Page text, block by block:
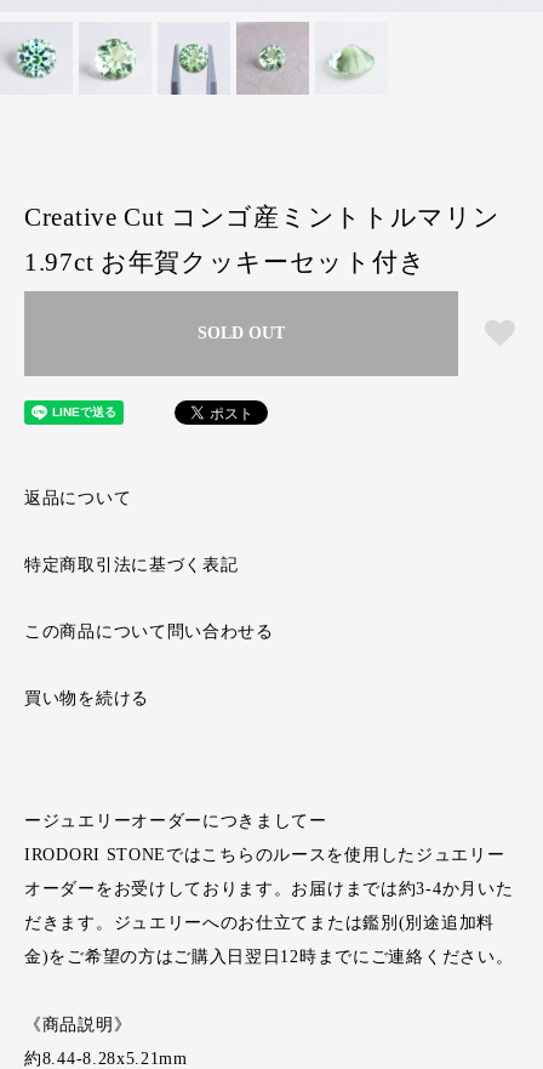
Creative Cut コンゴ産ミントトルマリン
1.97ct お年賀クッキーセット付き
SOLD OUT
返品について
特定商取引法に基づく表記
この商品について問い合わせる
買い物を続ける
ージュエリーオーダーにつきましてー
IRODORI STONEではこちらのルースを使用したジュエリー
オーダーをお受けしております。お届けまでは約3-4か月いた
だきます。ジュエリーへのお仕立てまたは鑑別(別途追加料
金)をご希望の方はご購入日翌日12時までにご連絡ください。
《商品説明》
約8.44-8.28x5.21mm